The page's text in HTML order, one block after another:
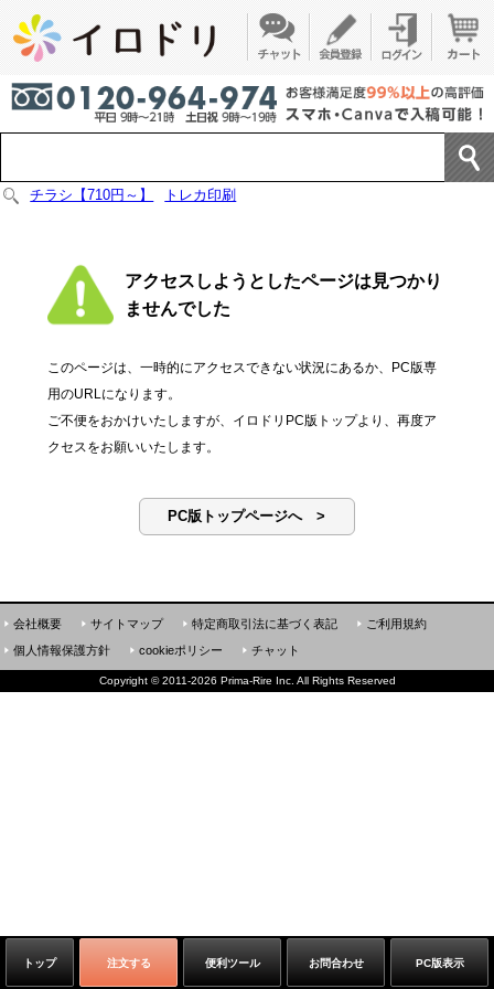
チラシ【710円～】 トレカ印刷
アクセスしようとしたページは見つかり
ませんでした
このページは、一時的にアクセスできない状況にあるか、PC版専
用のURLになります。
ご不便をおかけいたしますが、イロドリPC版トップより、再度ア
クセスをお願いいたします。
PC版トップページへ >
トップ 注文する 便利ツール お問合わせ PC版表示
会社概要 サイトマップ 特定商取引法に基づく表記
ご利用規約
個人情報保護方針
cookieポリシー チャット
Copyright ©2011-2026 Prima-Rire Inc. All Rights Reserved